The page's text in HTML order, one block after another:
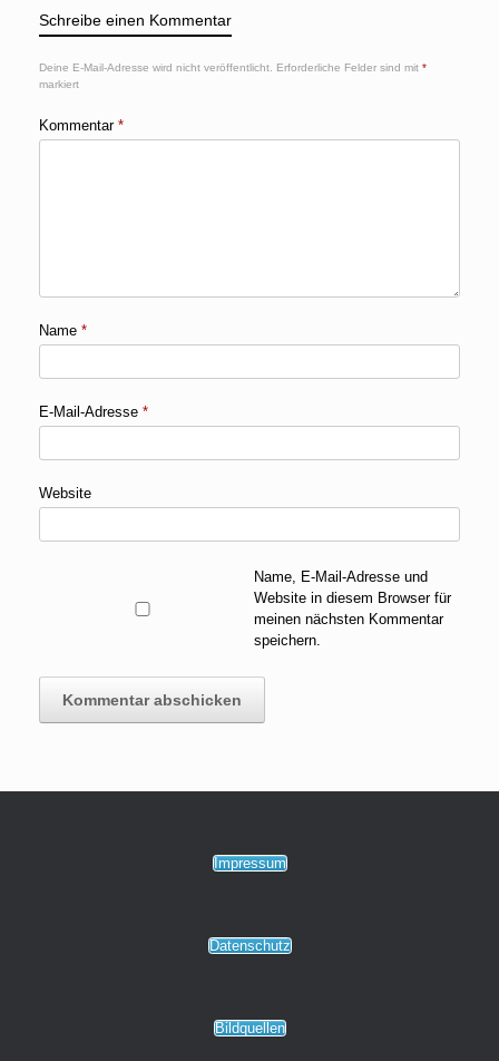
Schreibe einen Kommentar
Deine E-Mail-Adresse wird nicht veröffentlicht. Erforderliche Felder sind mit *
markiert
Kommentar *
Name *
E-Mail-Adresse *
Website
Name, E-Mail-Adresse und
Website in diesem Browser für
meinen nächsten Kommentar
speichern.
Impressum
Datenschutz
Bildquellen